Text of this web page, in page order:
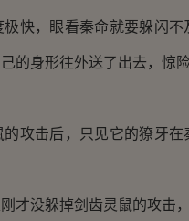
，眼看秦命就要躲闪不
的身形往外送了出去，惊
击后，只见它的獠牙在
没躲掉剑齿灵鼠的攻击，